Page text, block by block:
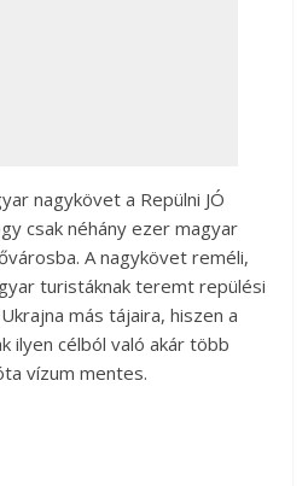
nagykövet a Repülni JÓ
csak néhány ezer magyar
A nagykövet reméli,
turistáknak teremt repülési
más tájaira, hiszen a
ilyen célból való akár több
vízum mentes.